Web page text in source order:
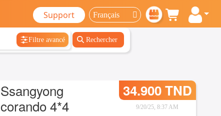
Support
Filtre avancé Rechercher
Ssangyong
corando 4*4
34.900 TND
9/20/25, 8:37 AM